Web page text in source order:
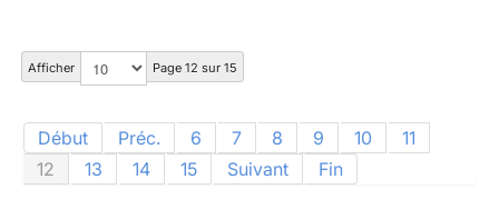
Afficher Page 12 sur 15
Début Préc. 6 7 8 9 10
11
12
13 14 15 Suivant Fin